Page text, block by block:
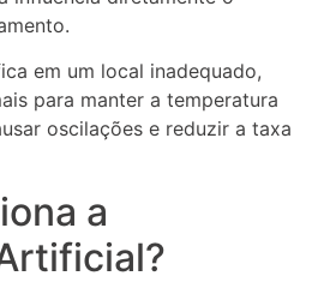
em um local inadequado,
para manter a temperatura
oscilações e reduzir a taxa
a